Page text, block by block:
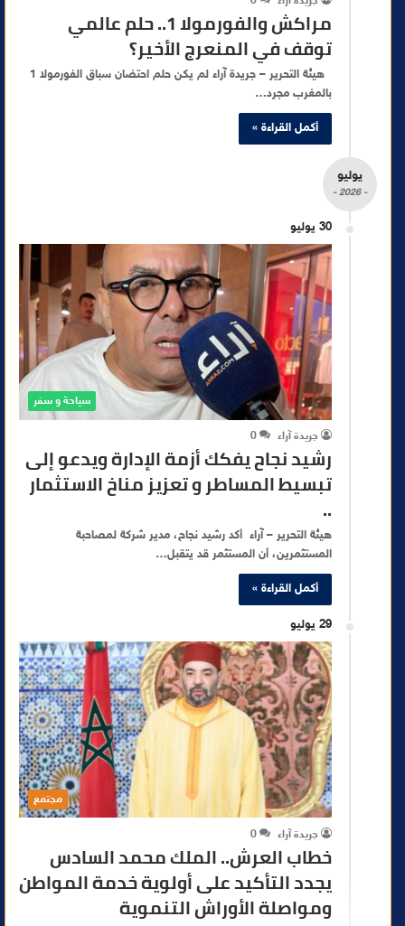
مراكش والفورمولا 1.. حلم عالمي
توقف في المنعرج الأخير؟
هيئة التحرير – جريدة آراء لم يكن حلم احتضان سباق الفورمولا 1
بالمغرب مجرد…
أكمل القراءة »
يوليو
- 2026 -
30 يوليو
سياحة و سفر
جريدة آراء 0
رشيد نجاح يفكك أزمة الإدارة ويدعو إلى
تبسيط المساطر و تعزيز مناخ الاستثمار
..
هيئة التحرير – آراء أكد رشيد نجاح، مدير شركة لمصاحبة
المستثمرين، أن المستثمر قد يتقبل…
أكمل القراءة »
29 يوليو
مجتمع
جريدة آراء 0
خطاب العرش.. الملك محمد السادس
يجدد التأكيد على أولوية خدمة المواطن
ومواصلة الأوراش التنموية